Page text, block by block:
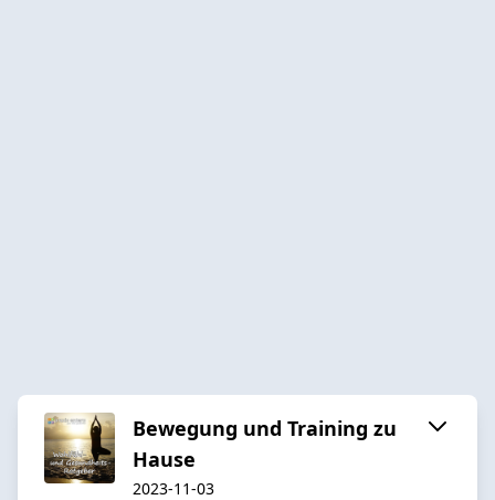
Bewegung und Training zu
Hause
2023-11-03